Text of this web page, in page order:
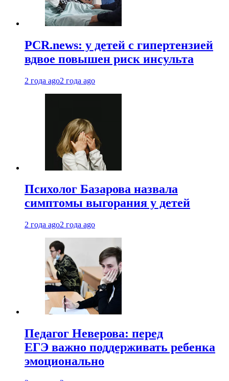
PCR.news: у детей с гипертензией
вдвое повышен риск инсульта
2 года ago2 года ago
Психолог Базарова назвала
симптомы выгорания у детей
2 года ago2 года ago
Педагог Неверова: перед
ЕГЭ важно поддерживать ребенка
эмоционально